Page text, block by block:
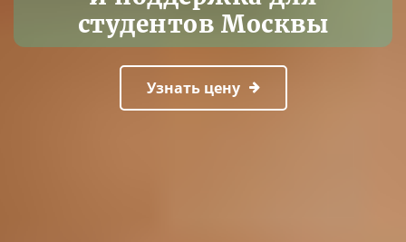
студентов Москвы
Узнать цену